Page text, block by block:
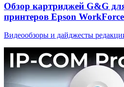
Обзор картриджей G&G
принтеров Epson
Видеообзоры и дайджесты